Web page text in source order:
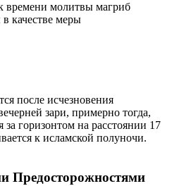
времени молитвы магриб
качестве меры
после исчезновения
зари, примерно тогда,
за горизонтом на расстоянии 17
к исламской полуночи.
Предосторожностями